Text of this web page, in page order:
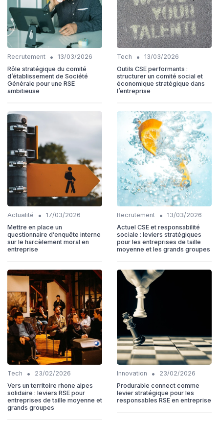
Recrutement •
13/03/2026
Rôle stratégique du comité
d’établissement de Société
Générale pour une RSE
ambitieuse
Tech •
13/03/2026
Outils CSE performants :
structurer un comité social et
économique stratégique dans
l’entreprise
Actualité •
17/03/2026
Mettre en place un
questionnaire d’enquête interne
sur le harcèlement moral en
entreprise
Recrutement •
13/03/2026
Actuel CSE et responsabilité
sociale : leviers stratégiques
pour les entreprises de taille
moyenne et les grands groupes
Tech •
23/02/2026
Vers un territoire rhone alpes
solidaire : leviers RSE pour
entreprises de taille moyenne et
grands groupes
Innovation •
23/02/2026
Produrable connect comme
levier stratégique pour les
responsables RSE en entreprise